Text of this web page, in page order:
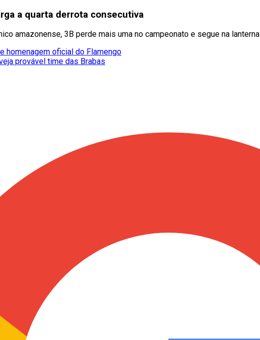
a quarta derrota consecutiva
amazonense, 3B perde mais uma no campeonato e segue na lanterna
homenagem oficial do Flamengo
provável time das Brabas